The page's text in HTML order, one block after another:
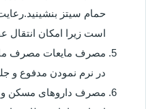
حمام سیتز
است زیرا امکان انتقال
مصرف مایعات مصرف
در نرم نمودن مدفوع و
مصرف داروهای مسکن و